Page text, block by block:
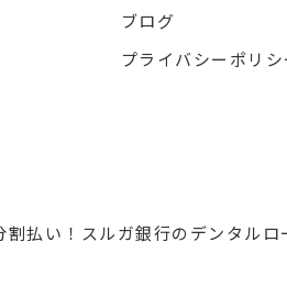
ブログ
プライバシーポリシ